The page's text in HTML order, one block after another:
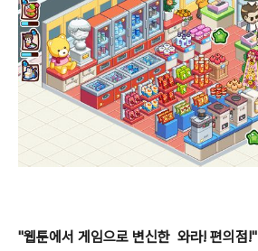
"웹툰에서 게임으로 변신한 와라! 편의점!"